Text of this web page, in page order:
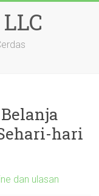
hari
dan ulasan